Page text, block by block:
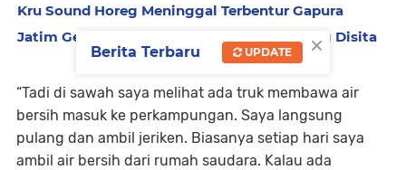
Kru Sound Horeg Meninggal Terbentur Gapura
Jatim Gempur Rokok Ilegal, 11,5 Juta Batang Disita
“Tadi di sawah saya melihat ada truk membawa air
bersih masuk ke perkampungan. Saya langsung
pulang dan ambil jeriken. Biasanya setiap hari saya
ambil air bersih dari rumah saudara. Kalau ada
×
Berita Terbaru UPDATE